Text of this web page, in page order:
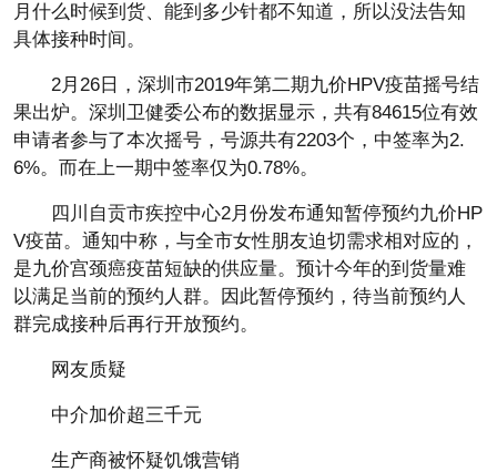
月什么时候到货、能到多少针都不知道，所以没法告知
具体接种时间。
2月26日，深圳市2019年第二期九价HPV疫苗摇号结
果出炉。深圳卫健委公布的数据显示，共有84615位有效
申请者参与了本次摇号，号源共有2203个，中签率为2.
6%。而在上一期中签率仅为0.78%。
四川自贡市疾控中心2月份发布通知暂停预约九价HP
V疫苗。通知中称，与全市女性朋友迫切需求相对应的，
是九价宫颈癌疫苗短缺的供应量。预计今年的到货量难
以满足当前的预约人群。因此暂停预约，待当前预约人
群完成接种后再行开放预约。
网友质疑
中介加价超三千元
生产商被怀疑饥饿营销